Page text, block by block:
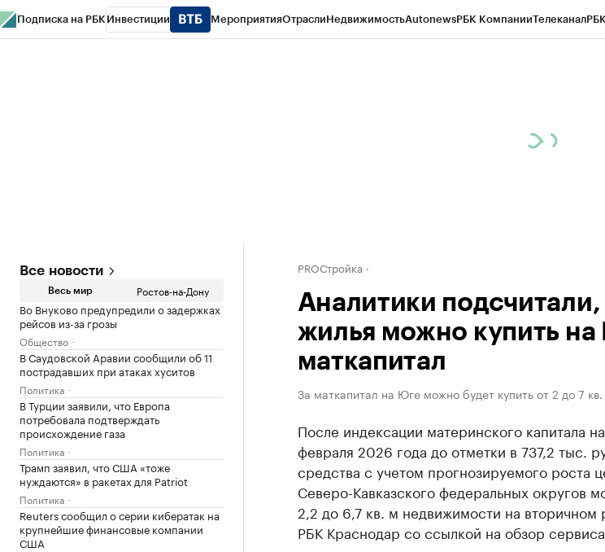
Подписка на РБК Инвестиции МероприятияОтраслиНедвижимостьAutonewsРБК КомпанииТелеканал
Все новости
Весь мир Ростов-на-Дону
Во Внуково предупредили о задержках
рейсов из-за грозы
Общество
В Саудовской Аравии сообщили об 11
пострадавших при атаках хуситов
Политика
В Турции заявили, что Европа
потребовала подтверждать
происхождение газа
Политика
Трамп заявил, что США «тоже
нуждаются» в ракетах для Patriot
Политика
Reuters сообщил о серии кибератак на
крупнейшие финансовые компании
США
PROСтройка
Аналитики подсчитали,
жилья можно купить на
маткапитал
За маткапитал на Юге можно будет купить от 2 до 7
После индексации материнского капитала
февраля 2026 года до отметки в 737,2 тыс.
средства с учетом прогнозируемого роста
Северо-Кавказского федеральных округов
2,2 до 6,7 кв. м недвижимости на
РБК Краснодар со ссылкой на обзор